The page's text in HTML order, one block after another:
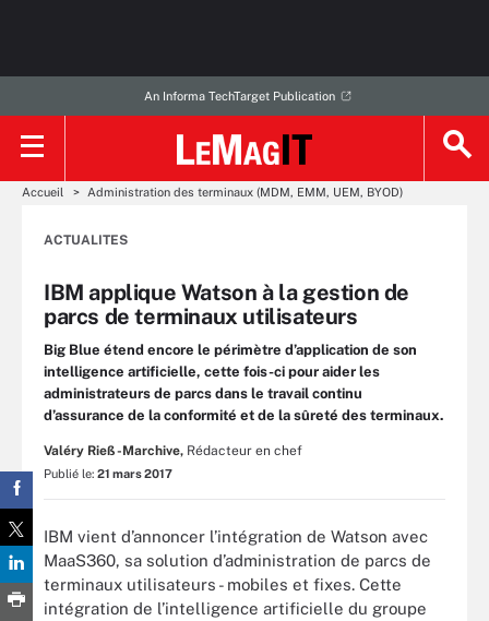
An Informa TechTarget Publication
Accueil Administration des terminaux (MDM, EMM, UEM, BYOD)
ACTUALITES
IBM applique Watson à la gestion de
parcs de terminaux utilisateurs
Big Blue étend encore le périmètre d’application de son
intelligence artificielle, cette fois-ci pour aider les
administrateurs de parcs dans le travail continu
d’assurance de la conformité et de la sûreté des terminaux.
Valéry Rieß-Marchive, Rédacteur en chef
Publié le: 21 mars 2017
IBM vient d’annoncer l’intégration de Watson avec
MaaS360, sa solution d’administration de parcs de
terminaux utilisateurs - mobiles et fixes. Cette
intégration de l’intelligence artificielle du groupe